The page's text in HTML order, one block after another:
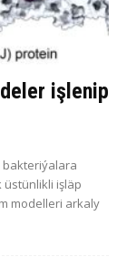
işlenip
bakteriýalara
işläp
modelleri arkaly